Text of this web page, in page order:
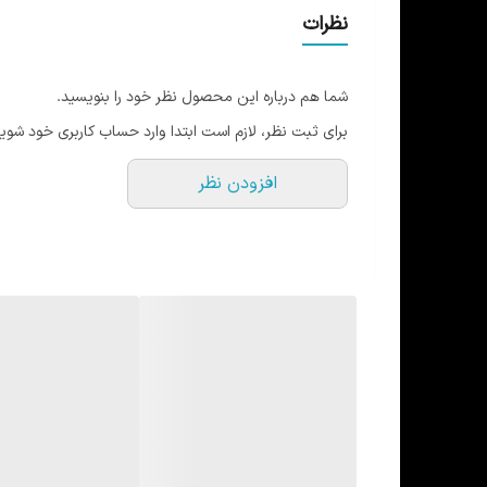
از سایز ۲ تا ۵ »راهنمای سایز در گالری عکس ها موجود میباشد
قیمت درج شده تیشرت همراه شورت میباشد
نظرات
شما هم درباره این محصول نظر خود را بنویسید.
برای ثبت نظر، لازم است ابتدا وارد حساب کاربری خود
افزودن نظر